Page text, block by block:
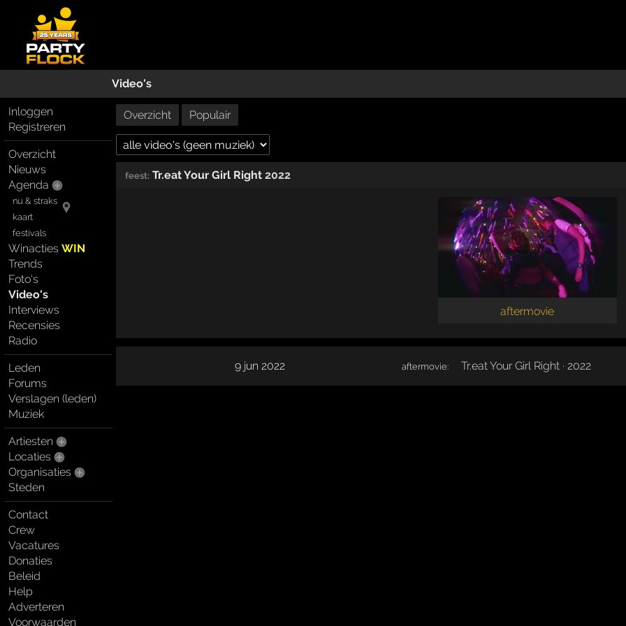
Video's
Inloggen
Registreren
Overzicht
Nieuws
Agenda
nu & straks
kaart
festivals
WinactiesWIN
Trends
Foto's
Video's
Interviews
Recensies
Radio
Leden
Forums
Verslagen (leden)
Muziek
Artiesten
Locaties
Organisaties
Steden
Contact
Crew
Vacatures
Donaties
Beleid
Help
Adverteren
Voorwaarden
Overzicht Populair
feest: Tr.eat Your Girl Right 2022
aftermovie
9 jun 2022 aftermovie: Tr.eat Your Girl Right · 2022